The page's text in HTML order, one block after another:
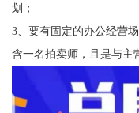
划；
3、要有固定的办公经营
含一名拍卖师，且是与主